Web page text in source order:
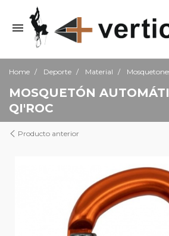
Home Deporte Material
MOSQUETÓN
QI'ROC
Producto anterior